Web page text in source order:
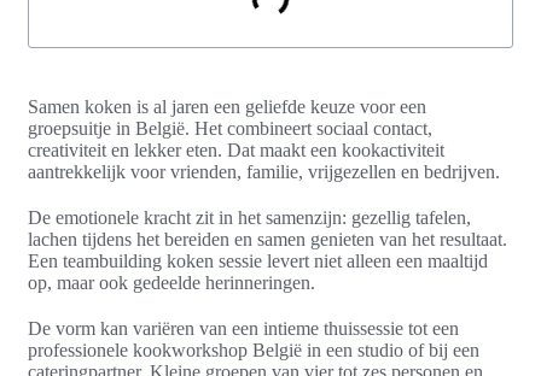
Samen koken is al jaren een geliefde keuze voor een
groepsuitje in België. Het combineert sociaal contact,
creativiteit en lekker eten. Dat maakt een kookactiviteit
aantrekkelijk voor vrienden, familie, vrijgezellen en bedrijven.
De emotionele kracht zit in het samenzijn: gezellig tafelen,
lachen tijdens het bereiden en samen genieten van het resultaat.
Een teambuilding koken sessie levert niet alleen een maaltijd
op, maar ook gedeelde herinneringen.
De vorm kan variëren van een intieme thuissessie tot een
professionele kookworkshop België in een studio of bij een
cateringpartner. Kleine groepen van vier tot zes personen en